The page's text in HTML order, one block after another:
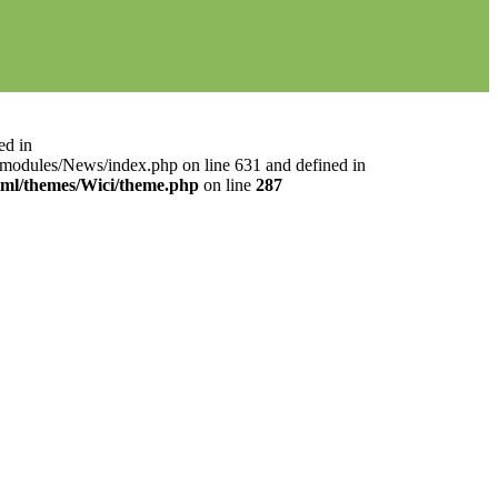
in
News/index.php on line 631 and defined in
themes/Wici/theme.php on line 287